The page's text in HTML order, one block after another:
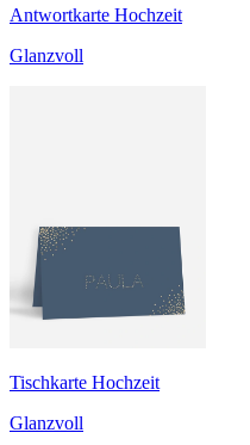
Antwortkarte Hochzeit
Glanzvoll
Tischkarte Hochzeit
Glanzvoll